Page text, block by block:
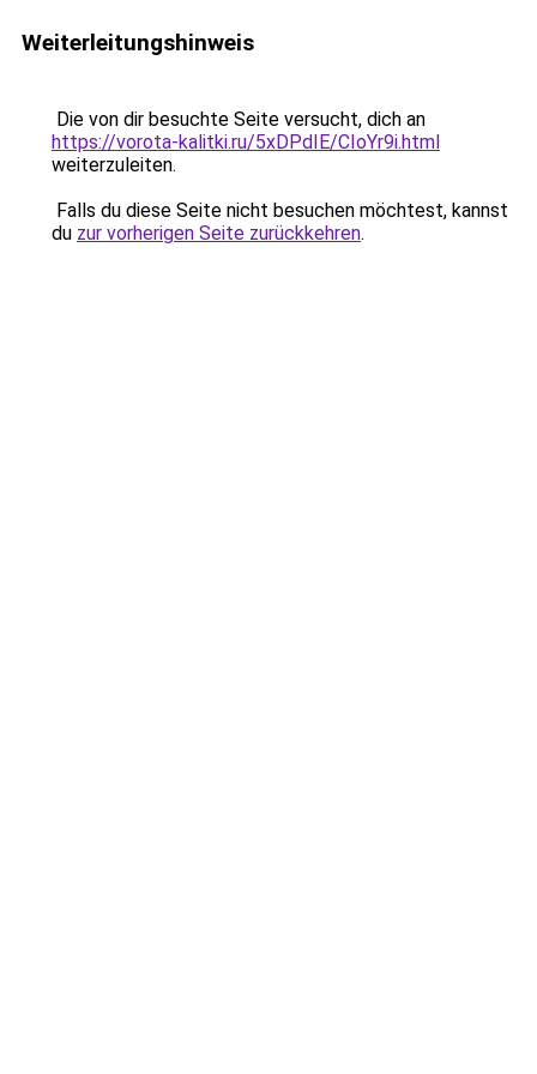
Weiterleitungshinweis
Die von dir besuchte Seite versucht, dich an
https://vorota-kalitki.ru/5xDPdIE/CIoYr9i.html
weiterzuleiten.
Falls du diese Seite nicht besuchen möchtest, kannst
du zur vorherigen Seite zurückkehren.